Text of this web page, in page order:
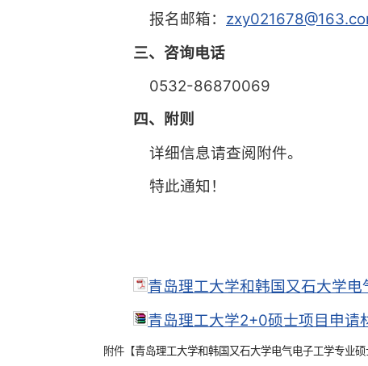
报名邮箱：
三、咨询电话
0532-86870069
四、附则
详细信息请查阅附件。
特此通知！
青岛理工大学和韩国又石大学
青岛理工大学2+0硕士项目申请
附件【青岛理工大学和韩国又石大学电气电子工学专业